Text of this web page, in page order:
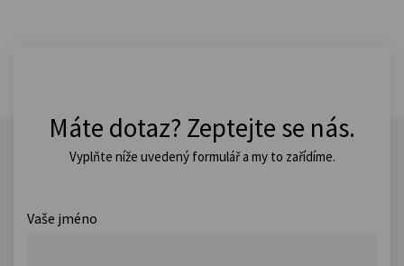
Máte dotaz? Zeptejte se nás.
Vyplňte níže uvedený formulář a my to zařídíme.
Vaše jméno